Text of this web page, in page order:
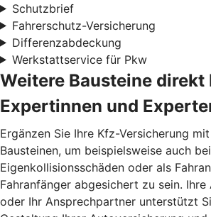
Schutzbrief
Fahrerschutz-Versicherung
Differenzabdeckung
Werkstattservice für Pkw
Weitere Bausteine direkt
Expertinnen und
Ergänzen Sie Ihre Kfz-Versicherung
Bausteinen, um beispielsweise auch bei
Eigenkollisionsschäden oder als
Fahranfänger abgesichert zu sein.
oder Ihr Ansprechpartner unterstützt